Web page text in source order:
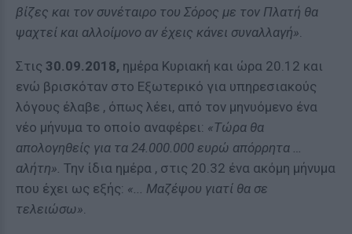
βίζες και τον συνέταιρο του Σόρος με τον Πλατή θα
ψαχτεί και αλλοίμονο αν έχεις κάνει συναλλαγή».
Στις 30.09.2018, ημέρα Κυριακή και ώρα 20.12 και
ενώ βρισκόταν στο Εξωτερικό για υπηρεσιακούς
λόγους έλαβε , όπως λέει, από τον μηνυόμενο ένα
νέο μήνυμα το οποίο αναφέρει: «Τώρα θα
απολογηθείς για τα 24.000.000 ευρώ απόρρητα …
αλήτη». Την ίδια ημέρα , στις 20.32 ένα ακόμη μήνυμα
που έχει ως εξής: «... Μαζέψου γιατί θα σε
τελειώσω».